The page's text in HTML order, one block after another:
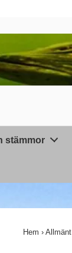
stämmor
Hem › Allmänt